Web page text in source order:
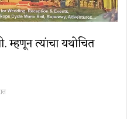
म्हणून त्यांचा यथोचित